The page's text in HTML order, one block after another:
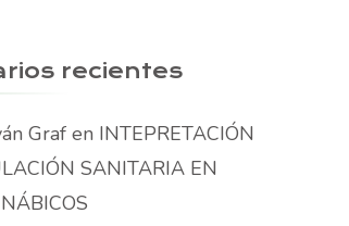
recientes
Grafen INTEPRETACIÓN
SANITARIA EN